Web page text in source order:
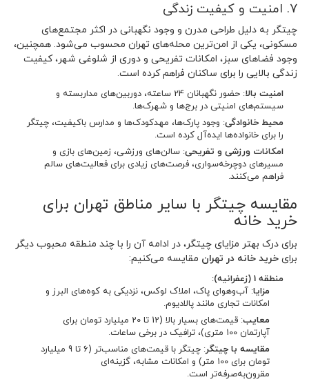
7. امنیت و کیفیت زندگی
چیتگر به دلیل طراحی مدرن و وجود نگهبانی در اکثر مجتمع‌های
مسکونی، یکی از امن‌ترین محله‌های تهران محسوب می‌شود. همچنین،
وجود فضاهای سبز، امکانات تفریحی و دوری از شلوغی شهر، کیفیت
زندگی بالایی را برای ساکنان فراهم کرده است.
امنیت بالا
: حضور نگهبانان 24 ساعته، دوربین‌های مداربسته و
سیستم‌های امنیتی در برج‌ها و شهرک‌ها.
محیط خانوادگی: وجود پارک‌ها، مهدکودک‌ها و مدارس باکیفیت، چیتگر
را برای خانواده‌ها ایده‌آل کرده است.
امکانات ورزشی و تفریحی: سالن‌های ورزشی، زمین‌های بازی و
مسیرهای دوچرخه‌سواری، فرصت‌های زیادی برای فعالیت‌های سالم
فراهم می‌کنند.
مقایسه چیتگر با سایر مناطق تهران برای
خرید خانه
برای درک بهتر مزایای چیتگر، در ادامه آن را با چند منطقه محبوب دیگر
برایخرید خانه در تهرانمقایسه می‌کنیم:
منطقه 1 (زعفرانیه)
:
مزایا: آب‌وهوای پاک، املاک لوکس، نزدیکی به کوه‌های البرز و
امکانات تجاری مانند پالادیوم.
معایب
: قیمت‌های بسیار بالا (12 تا 20 میلیارد تومان برای
آپارتمان 100 متری)، ترافیک در برخی ساعات.
مقایسه با چیتگر
: چیتگر با قیمت‌های مناسب‌تر (6 تا 9 میلیارد
تومان برای 100 متر) و امکانات مشابه، گزینه‌ای
مقرون‌به‌صرفه‌تر است.